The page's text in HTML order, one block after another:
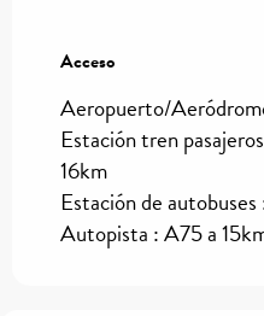
Acceso
Acceso
Aeropuerto/
Estación tren
16km
Estación de
Autopista : A75 a